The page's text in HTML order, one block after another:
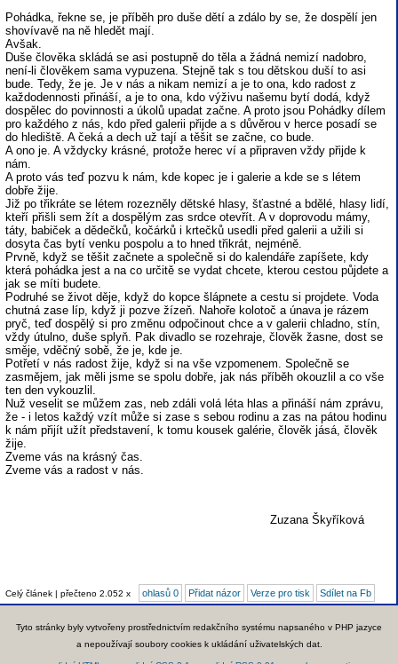
Pohádka, řekne se, je příběh pro duše dětí a zdálo by se, že dospělí jen
shovívavě na ně hledět mají.
Avšak.
Duše člověka skládá se asi postupně do těla a žádná nemizí nadobro,
není-li člověkem sama vypuzena. Stejně tak s tou dětskou duší to asi
bude. Tedy, že je. Je v nás a nikam nemizí a je to ona, kdo radost z
každodennosti přináší, a je to ona, kdo výživu našemu bytí dodá, když
dospělec do povinnosti a úkolů upadat začne. A proto jsou Pohádky dílem
pro každého z nás, kdo před galerii přijde a s důvěrou v herce posadí se
do hlediště. A čeká a dech už tají a těšit se začne, co bude.
A ono je. A vždycky krásné, protože herec ví a připraven vždy přijde k
nám.
A proto vás teď pozvu k nám, kde kopec je i galerie a kde se s létem
dobře žije.
Již po třikráte se létem rozezněly dětské hlasy, šťastné a bdělé, hlasy lidí,
kteří přišli sem žít a dospělým zas srdce otevřít. A v doprovodu mámy,
táty, babiček a dědečků, kočárků i krtečků usedli před galerii a užili si
dosyta čas bytí venku pospolu a to hned třikrát, nejméně.
Prvně, když se těšit začnete a společně si do kalendáře zapíšete, kdy
která pohádka jest a na co určitě se vydat chcete, kterou cestou půjdete a
jak se míti budete.
Podruhé se život děje, když do kopce šlápnete a cestu si projdete. Voda
chutná zase líp, když ji pozve žízeň. Nahoře kolotoč a únava je rázem
pryč, teď dospělý si pro změnu odpočinout chce a v galerii chladno, stín,
vždy útulno, duše splyň. Pak divadlo se rozehraje, člověk žasne, dost se
směje, vděčný sobě, že je, kde je.
Potřetí v nás radost žije, když si na vše vzpomenem. Společně se
zasmějem, jak měli jsme se spolu dobře, jak nás příběh okouzlil a co vše
ten den vykouzlil.
Nuž veselit se můžem zas, neb zdáli volá léta hlas a přináší nám zprávu,
že - i letos každý vzít může si zase s sebou rodinu a zas na pátou hodinu
k nám přijít užít představení, k tomu kousek galérie, člověk jásá, člověk
žije.
Zveme vás na krásný čas.
Zveme vás a radost v nás.
Zuzana Škyříková
Celý článek | přečteno 2.052 x ohlasů 0 Přidat názor Verze pro tisk Sdílet na Fb
Tyto stránky byly vytvořeny prostřednictvím redakčního systému napsaného v PHP jazyce
a nepoužívají soubory cookies k ukládání uživatelských dat.